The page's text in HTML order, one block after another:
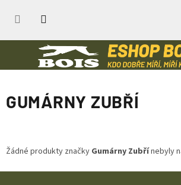
GUMÁRNY ZUBŘÍ
Žádné produkty značky Gumárny Zubřínebyly